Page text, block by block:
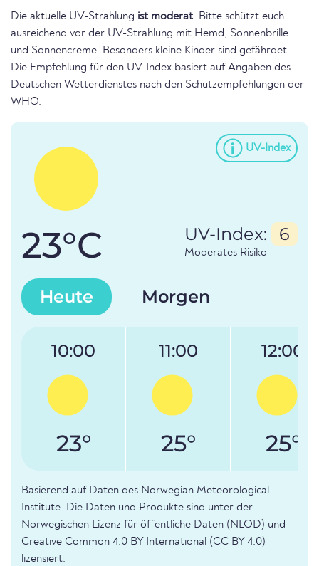
Die aktuelle UV-Strahlung ist moderat. Bitte schützt euch
ausreichend vor der UV-Strahlung mit Hemd, Sonnenbrille
und Sonnencreme. Besonders kleine Kinder sind gefährdet.
Die Empfehlung für den UV-Index basiert auf Angaben des
Deutschen Wetterdienstes nach den Schutzempfehlungen der
WHO.
UV-Index
23°C UV-Index: 6
Moderates Risiko
Heute Morgen
10:00
23°
11:00
25°
12:00
25°
Basierend auf Daten des Norwegian Meteorological
Institute. Die Daten und Produkte sind unter der
Norwegischen Lizenz für öffentliche Daten (NLOD) und
Creative Common 4.0 BY International (CC BY 4.0)
lizensiert.